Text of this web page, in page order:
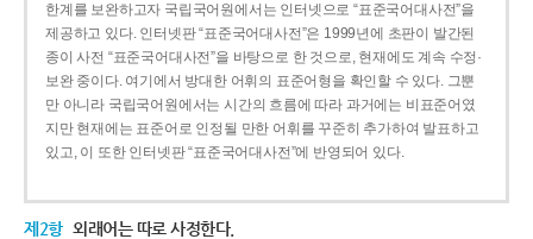
한계를 보완하고자 국립국어원에서는 인터넷으로 “표준국어대사전”을
제공하고 있다. 인터넷판 “표준국어대사전”은 1999년에 초판이 발간된
종이 사전 “표준국어대사전”을 바탕으로 한 것으로, 현재에도 계속 수정·
보완 중이다. 여기에서 방대한 어휘의 표준어형을 확인할 수 있다. 그뿐
만 아니라 국립국어원에서는 시간의 흐름에 따라 과거에는 비표준어였
지만 현재에는 표준어로 인정될 만한 어휘를 꾸준히 추가하여 발표하고
있고, 이 또한 인터넷판 “표준국어대사전”에 반영되어 있다.
제2항 외래어는 따로 사정한다.